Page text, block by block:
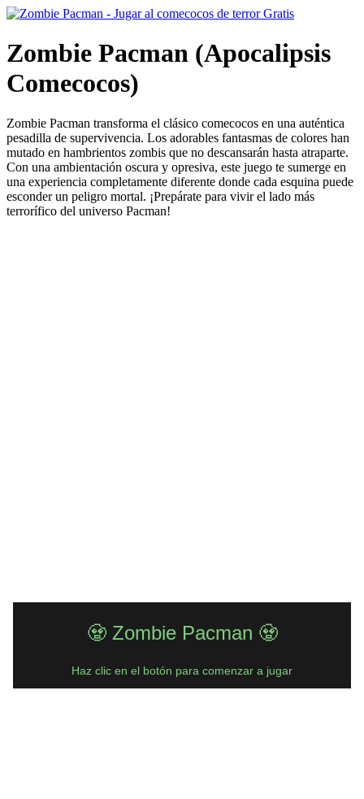
Zombie Pacman (Apocalipsis
Comecocos)
Zombie Pacman transforma el clásico comecocos en una auténtica
pesadilla de supervivencia. Los adorables fantasmas de colores han
mutado en hambrientos zombis que no descansarán hasta atraparte.
Con una ambientación oscura y opresiva, este juego te sumerge en
una experiencia completamente diferente donde cada esquina puede
esconder un peligro mortal. ¡Prepárate para vivir el lado más
terrorífico del universo Pacman!